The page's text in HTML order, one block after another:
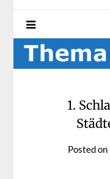
1.
Posted on